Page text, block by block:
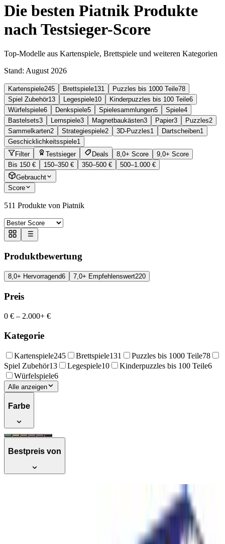
Die besten Piatnik Produkte
nach Testsieger-Score
Top-Modelle aus Kartenspiele, Brettspiele und weiteren Kategorien
Stand: August 2026
Kartenspiele245 Brettspiele131 Puzzles bis 1000 Teile78
Spiel Zubehör13 Legespiele10 Kinderpuzzles bis 100 Teile6
Würfelspiele6 Denkspiele5 Spielesammlungen5 Spiele4
Bastelsets3 Lernspiele3 Magnetbaukästen3 Papier3 Puzzles2
Sammelkarten2 Strategiespiele2 3D-Puzzles1 Dartscheiben1
Geschicklichkeitsspiele1
Filter
Testsieger Deals 8,0+ Score
9,0+ Score
Bis 150 €
150–350 € 350–500 €
500–1.000 €
Gebraucht
Score
511 Produkte von Piatnik
Produktbewertung
8,0+ Hervorragend6 7,0+ Empfehlenswert220
Preis
0 € – 2.000+ €
Kategorie
Kartenspiele245 Brettspiele131 Puzzles bis 1000 Teile78
Spiel Zubehör13 Legespiele10 Kinderpuzzles bis 100 Teile6
Würfelspiele6
Alle anzeigen
Farbe
Bestpreis von
Piatnik - Tick Tack Bumm Chain